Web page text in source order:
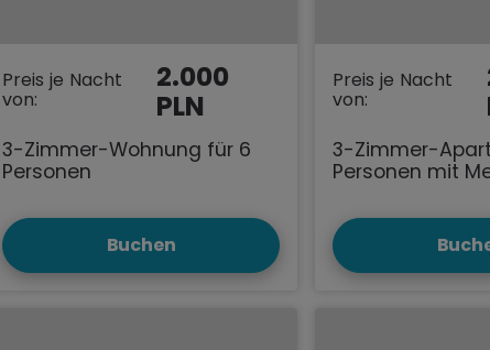
Preis je Nacht
von:
2.000
PLN
3-Zimmer-Wohnung für 6
Personen
Buchen
Preis je Nacht
von:
3-Zimmer-
Personen mit